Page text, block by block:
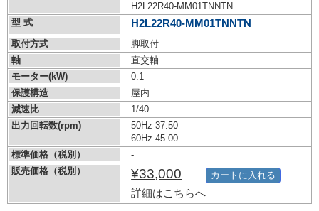
H2L22R40-MM01TNNTN
型 式
H2L22R40-MM01TNNTN
取付方式
脚取付
軸
直交軸
モーター(kW)
0.1
保護構造
屋内
減速比
1/40
出力回転数(rpm)
50Hz 37.50
60Hz 45.00
標準価格（税別）
-
販売価格（税別）
¥33,000
詳細はこちらへ
カートに入れる